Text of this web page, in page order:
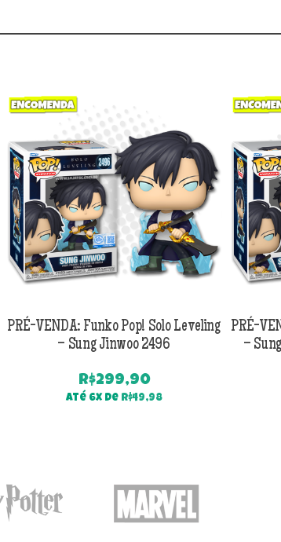
PRÉ-VENDA: Funko Pop! Solo Leveling
– Sung Jinwoo 2496
R$299,90
Até 6x de R$49,98
PRÉ-
–